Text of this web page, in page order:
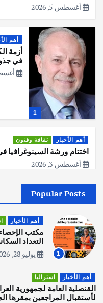
أغسطس 5, 2026
1
أهم
أزمة
في
أغسطس
أهم الأخبار ثقافة وفنون
اختتام ورشة السينوغرافيا
أغسطس 3, 2026
2
اصبح
يوليو 30, 2026
3
يوليو 30, 2026
Popular Posts
1
أهم الأخبار
التعداد السكاني في11 من
يوليو 28, 2026
أهم الأخبار استراليا
القنصلية العامة لجمهورية
لأستقبال المراجعين بمقرها